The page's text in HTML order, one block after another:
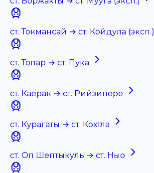
ст. Токмансай → ст. Койдула (эксп.)
ст. Топар → ст. Пука
ст. Каерак → ст. Рийзипере
ст. Курагаты → ст. Кохтла
ст. Оп Шептыкуль → ст. Ныо